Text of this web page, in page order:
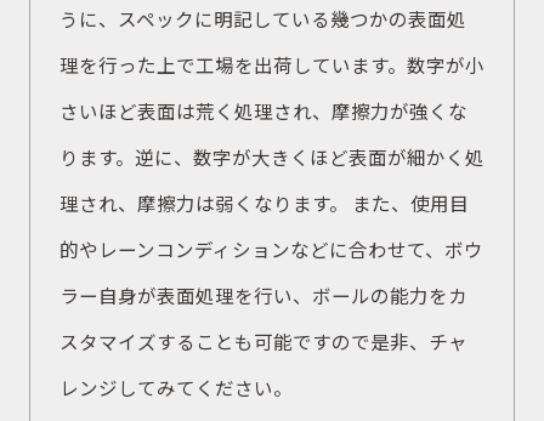
うに、スペックに明記している幾つかの表面処
理を行った上で工場を出荷しています。数字が小
さいほど表面は荒く処理され、摩擦力が強くな
ります。逆に、数字が大きくほど表面が細かく処
理され、摩擦力は弱くなります。 また、使用目
的やレーンコンディションなどに合わせて、ボウ
ラー自身が表面処理を行い、ボールの能力をカ
スタマイズすることも可能ですので是非、チャ
レンジしてみてください。